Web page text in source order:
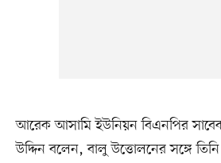
আরেক আসামি ইউনিয়ন বিএনপির
উদ্দিন বলেন, বালু উত্তোলনের সঙ্গে